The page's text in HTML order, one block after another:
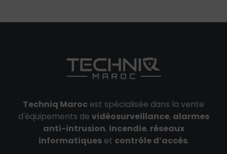
Techniq Maroc est spécialisée dans la vente
d'équipements de vidéosurveillance, alarmes
anti-intrusion, incendie, réseaux
informatiqueset contrôle d’accès.